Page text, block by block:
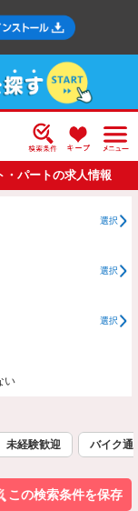
・パートの求人情報
選択
選択
選択
い
未経験歓迎 バイク通
この検索条件を保存